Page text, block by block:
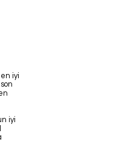
iyi
iyi